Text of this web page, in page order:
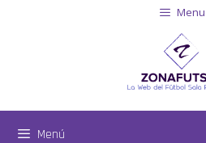
Menu
Menú